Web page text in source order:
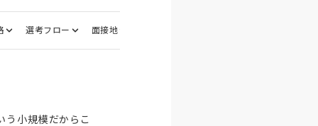
選考フロー 面接地
う小規模だからこ